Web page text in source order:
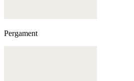
Pergament